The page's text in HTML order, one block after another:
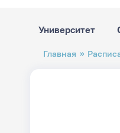
Университет
Строка
навигации
Главная